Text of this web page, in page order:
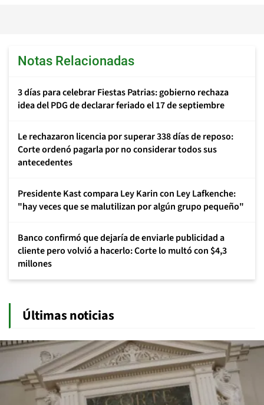
Notas Relacionadas
3 días para celebrar Fiestas Patrias: gobierno rechaza
idea del PDG de declarar feriado el 17 de septiembre
Le rechazaron licencia por superar 338 días de reposo:
Corte ordenó pagarla por no considerar todos sus
antecedentes
Presidente Kast compara Ley Karin con Ley Lafkenche:
"hay veces que se malutilizan por algún grupo pequeño"
Banco confirmó que dejaría de enviarle publicidad a
cliente pero volvió a hacerlo: Corte lo multó con $4,3
millones
Últimas noticias